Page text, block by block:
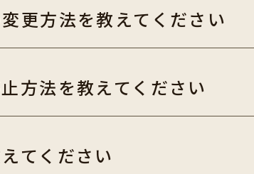
更方法を教えてください
方法を教えてください
てください